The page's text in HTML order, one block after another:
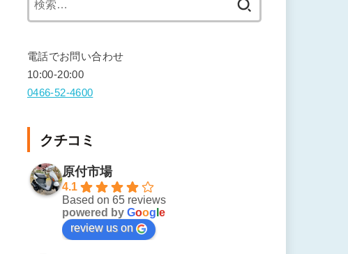
電話でお問い合わせ
10:00-20:00
0466-52-4600
クチコミ
原付市場
4.1
Based on 65 reviews
powered by Goog e
review us on